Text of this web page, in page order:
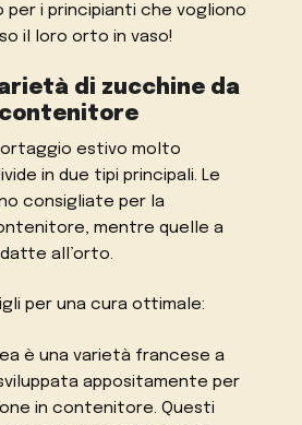
per i principianti che vogliono
il loro orto in vaso!
di zucchine da
ortaggio estivo molto
in due tipi principali. Le
consigliate per la
mentre quelle a
all’orto.
per una cura ottimale:
è una varietà francese a
appositamente per
in contenitore. Questi